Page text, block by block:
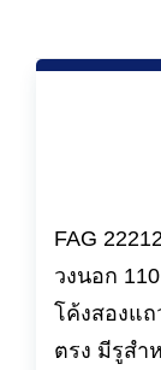
FAG
วงนอก
โค้งสองแ
ตรง มีรูสำ